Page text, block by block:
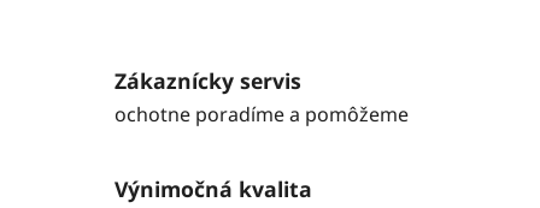
Zákaznícky servis
ochotne poradíme a pomôžeme
Výnimočná kvalita